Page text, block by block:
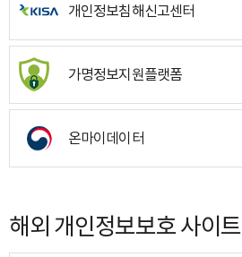
개인정보침해신고센터
가명정보지원플랫폼
온마이데이터
해외 개인정보보호 사이트